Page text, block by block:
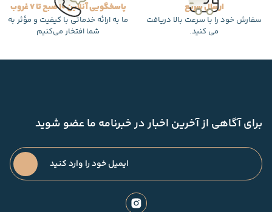
ارسال سریع
سفارش خود را با سرعت بالا دریافت
می کنید.
پاسخگویی آنلاین 10 صبح تا 7 غروب
ما به ارائه خدماتی با کیفیت و مؤثر به
شما افتخار می‌کنیم
برای آگاهی از آخرین اخبار در خبرنامه ما عضو شوید